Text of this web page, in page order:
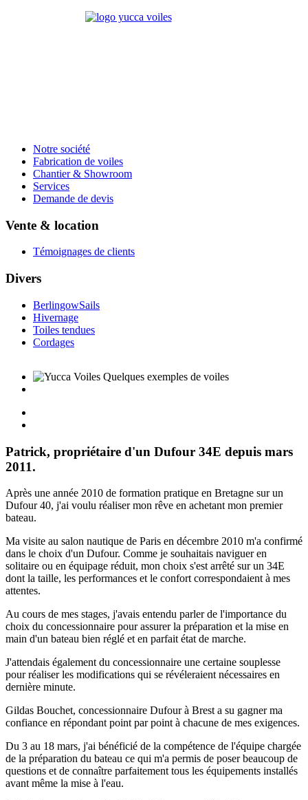
Notre société
Fabrication de voiles
Chantier & Showroom
Services
Demande de devis
Vente & location
Témoignages de clients
Divers
BerlingowSails
Hivernage
Toiles tendues
Cordages
Patrick, propriétaire d'un Dufour 34E depuis mars
2011.
Après une année 2010 de formation pratique en Bretagne sur un
Dufour 40, j'ai voulu réaliser mon rêve en achetant mon premier
bateau.
Ma visite au salon nautique de Paris en décembre 2010 m'a confirmé
dans le choix d'un Dufour. Comme je souhaitais naviguer en
solitaire ou en équipage réduit, mon choix s'est arrêté sur un 34E
dont la taille, les performances et le confort correspondaient à mes
attentes.
Au cours de mes stages, j'avais entendu parler de l'importance du
choix du concessionnaire pour assurer la préparation et la mise en
main d'un bateau bien réglé et en parfait état de marche.
J'attendais également du concessionnaire une certaine souplesse
pour réaliser les modifications qui se révéleraient nécessaires en
dernière minute.
Gildas Bouchet, concessionnaire Dufour à Brest a su gagner ma
confiance en répondant point par point à chacune de mes exigences.
Du 3 au 18 mars, j'ai bénéficié de la compétence de l'équipe chargée
de la préparation du bateau ce qui m'a permis de poser beaucoup de
questions et de connaître parfaitement tous les équipements installés
avant même la mise à l'eau.